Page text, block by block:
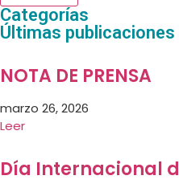
Categorías
Últimas publicaciones
NOTA DE PRENSA
marzo 26, 2026
Leer
Día Internacional